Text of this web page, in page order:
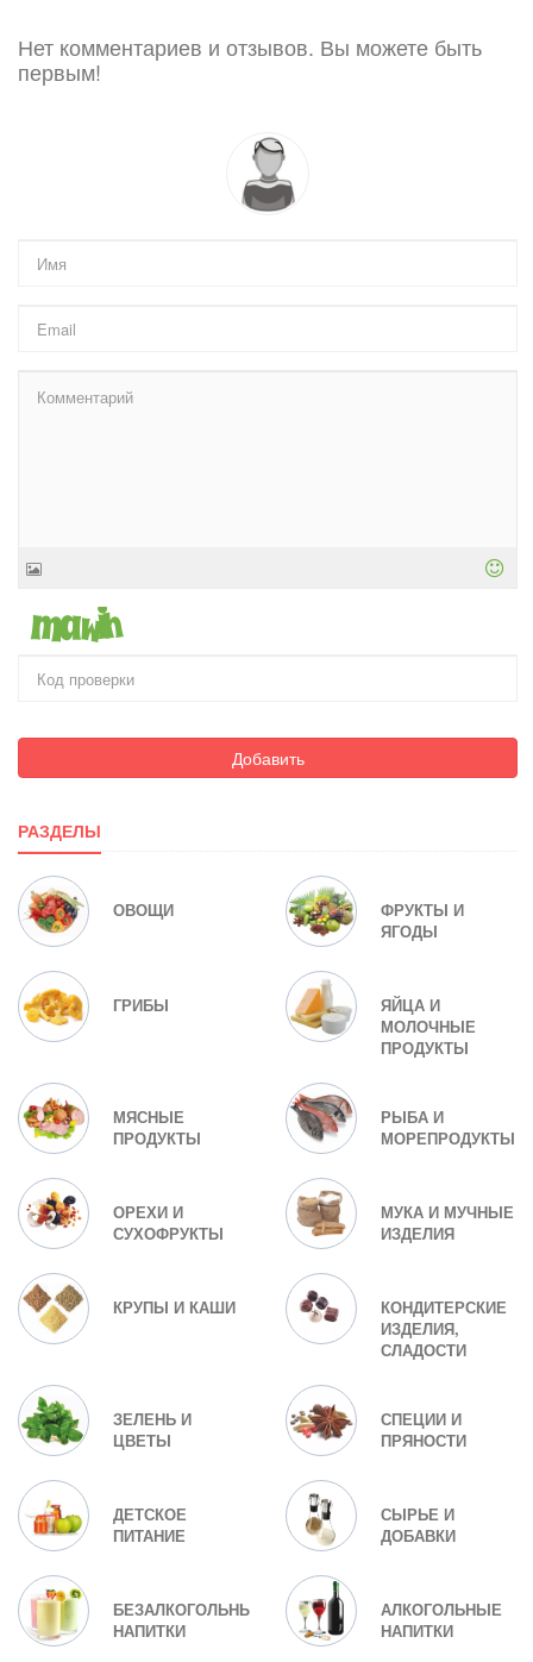
Нет комментариев и отзывов. Вы можете быть
первым!
Добавить
РАЗДЕЛЫ
ОВОЩИ
ФРУКТЫ И
ЯГОДЫ
ГРИБЫ
ЯЙЦА И
МОЛОЧНЫЕ
ПРОДУКТЫ
МЯСНЫЕ
ПРОДУКТЫ
РЫБА И
МОРЕПРОДУКТЫ
ОРЕХИ И
СУХОФРУКТЫ
МУКА И МУЧНЫЕ
ИЗДЕЛИЯ
КРУПЫ И КАШИ
КОНДИТЕРСКИЕ
ИЗДЕЛИЯ,
СЛАДОСТИ
ЗЕЛЕНЬ И
ЦВЕТЫ
СПЕЦИИ И
ПРЯНОСТИ
ДЕТСКОЕ
ПИТАНИЕ
СЫРЬЕ И
ДОБАВКИ
БЕЗАЛКОГОЛЬНЫЕ
НАПИТКИ
АЛКОГОЛЬНЫЕ
НАПИТКИ